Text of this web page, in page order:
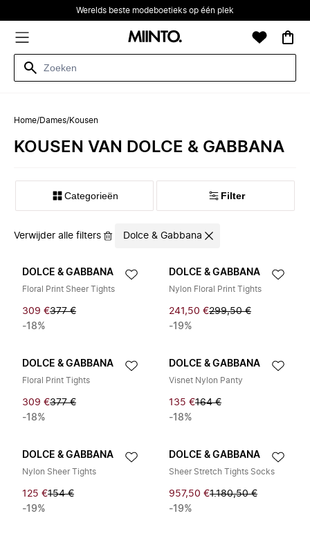
Werelds beste modeboetieks op één plek
Home/Dames/Kousen
KOUSEN VAN DOLCE & GABBANA
Categorieën Filter
Verwijder alle filters Dolce & Gabbana
DOLCE & GABBANA
Floral Print Sheer Tights
309 €377 €
-18%
DOLCE & GABBANA
Nylon Floral Print Tights
241,50 €299,50 €
-19%
DOLCE & GABBANA
Floral Print Tights
309 €377 €
-18%
DOLCE & GABBANA
Visnet Nylon Panty
135 €164 €
-18%
DOLCE & GABBANA
Nylon Sheer Tights
125 €154 €
-19%
DOLCE & GABBANA
Sheer Stretch Tights Socks
957,50 €1.180,50 €
-19%